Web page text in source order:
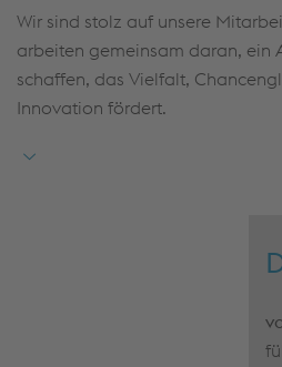
Wir sind stolz auf unsere
arbeiten gemeinsam daran, ein
schaffen, das Vielfalt,
Innovation fördert.